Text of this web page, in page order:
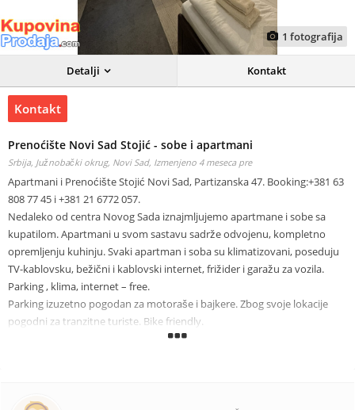
1 fotografija
Detalji Kontakt
Kontakt
Prenoćište Novi Sad Stojić - sobe i apartmani
Srbija, Južnobački okrug, Novi Sad, Izmenjeno 4 meseca pre
Apartmani i Prenoćište Stojić Novi Sad, Partizanska 47. Booking:+381 63
808 77 45 i +381 21 6772 057.
Nedaleko od centra Novog Sada iznajmljujemo apartmane i sobe sa
kupatilom. Apartmani u svom sastavu sadrže odvojenu, kompletno
opremljenju kuhinju. Svaki apartman i soba su klimatizovani, poseduju
TV-kablovsku, bežični i kablovski internet, frižider i garažu za vozila.
Parking , klima, internet – free.
Parking izuzetno pogodan za motoraše i bajkere. Zbog svoje lokacije
pogodni za tranzitne turiste. Bike friendly.
Kontakt telefon: :+381 63 808 77 45 i +381/21 6772 057 i www.prenociste-